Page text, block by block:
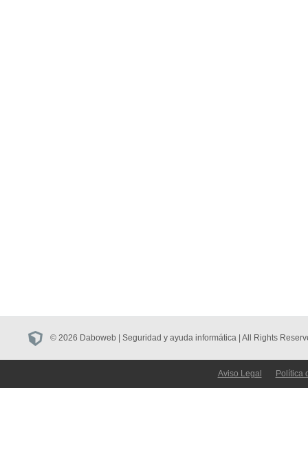
© 2026 Daboweb | Seguridad y ayuda informática | All Rights
Aviso Legal Política